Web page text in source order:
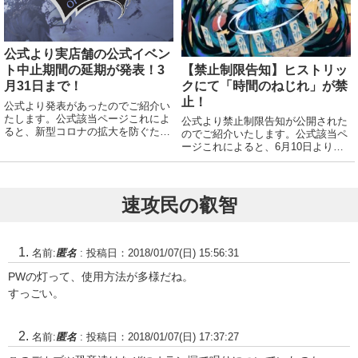
公式より実店舗の公式イベン
ト中止期間の延期が発表！3
月31日まで！
公式より発表があったのでご紹介い
たします。公式該当ページこれによ
ると、新型コロナの拡大を防ぐため
【禁止制限告知】ヒストリッ
クにて「時間のねじれ」が禁
止！
公式より禁止制限告知が公開された
のでご紹介いたします。公式該当ペ
ージこれによると、6月10日より以
下のように変更があるようです。ヒ
Strixhaven Champions...
速攻民の叡智
名前:匿名 : 投稿日：2018/01/07(日) 15:56:31
PWの灯って、使用方法が多様だね。
すっごい。
名前:匿名 : 投稿日：2018/01/07(日) 17:37:27